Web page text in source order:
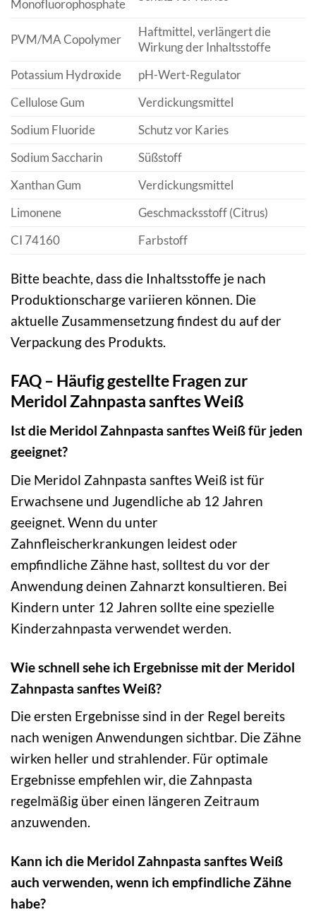
Monofluorophosphate
PVM/MA Copolymer
Haftmittel, verlängert die
Wirkung der Inhaltsstoffe
Potassium Hydroxide
pH-Wert-Regulator
Cellulose Gum
Verdickungsmittel
Sodium Fluoride
Schutz vor Karies
Sodium Saccharin
Süßstoff
Xanthan Gum
Verdickungsmittel
Limonene
Geschmacksstoff (Citrus)
CI 74160
Farbstoff
Bitte beachte, dass die Inhaltsstoffe je nach
Produktionscharge variieren können. Die
aktuelle Zusammensetzung findest du auf der
Verpackung des Produkts.
FAQ – Häufig gestellte Fragen zur
Meridol Zahnpasta sanftes Weiß
Ist die Meridol Zahnpasta sanftes Weiß für jeden
geeignet?
Die Meridol Zahnpasta sanftes Weiß ist für
Erwachsene und Jugendliche ab 12 Jahren
geeignet. Wenn du unter
Zahnfleischerkrankungen leidest oder
empfindliche Zähne hast, solltest du vor der
Anwendung deinen Zahnarzt konsultieren. Bei
Kindern unter 12 Jahren sollte eine spezielle
Kinderzahnpasta verwendet werden.
Wie schnell sehe ich Ergebnisse mit der Meridol
Zahnpasta sanftes Weiß?
Die ersten Ergebnisse sind in der Regel bereits
nach wenigen Anwendungen sichtbar. Die Zähne
wirken heller und strahlender. Für optimale
Ergebnisse empfehlen wir, die Zahnpasta
regelmäßig über einen längeren Zeitraum
anzuwenden.
Kann ich die Meridol Zahnpasta sanftes Weiß
auch verwenden, wenn ich empfindliche Zähne
habe?